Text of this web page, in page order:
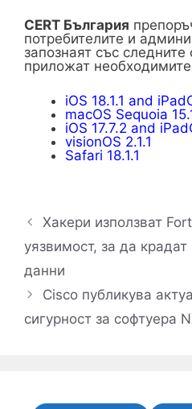
CERT България
потребителите и
запознаят със
приложат
iOS 18.1.1 and
macOS Sequoia
iOS 17.7.2 and
visionOS 2.1.1
Safari 18.1.1
Хакери използват
уязвимост, за да
данни
Cisco публикува
сигурност за софтуера